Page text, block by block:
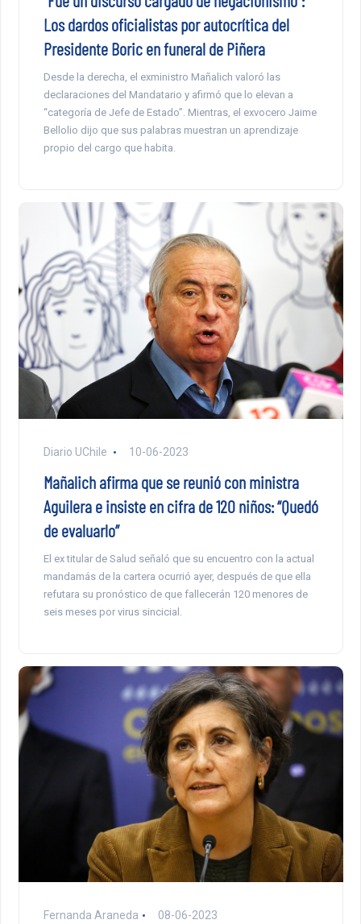
Los dardos oficialistas por autocrítica del
Presidente Boric en funeral de Piñera
Desde la derecha, el exministro Mañalich valoró las
declaraciones del Mandatario y afirmó que lo elevan a
“categoría de Jefe de Estado”. Mientras, el exvocero Jaime
Bellolio dijo que sus palabras muestran un aprendizaje
propio del cargo que habita.
Diario UChile 10-06-2023
Mañalich afirma que se reunió con ministra
Aguilera e insiste en cifra de 120 niños: “Quedó
de evaluarlo”
El ex titular de Salud señaló que su encuentro con la actual
mandamás de la cartera ocurrió ayer, después de que ella
refutara su pronóstico de que fallecerán 120 menores de
seis meses por virus sincicial.
Fernanda Araneda 08-06-2023